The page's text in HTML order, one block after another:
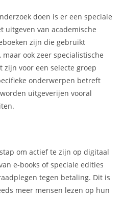
doen is er een speciale
uitgeven van academische
zijn die gebruikt
ook zeer specialistische
voor een selecte groep
onderwerpen betreft
uitgeverijen vooral
om actief te zijn op digitaal
e-books of speciale edities
tegen betaling. Dit is
meer mensen lezen op hun